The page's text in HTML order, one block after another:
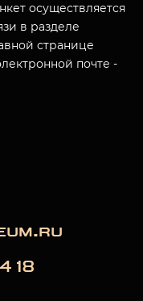
осуществляется
в разделе
странице
почте -
18